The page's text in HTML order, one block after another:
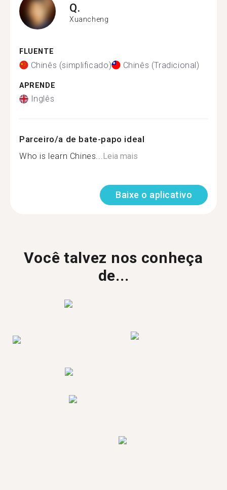
Q.
Xuancheng
FLUENTE
Chinês (simplificado) Chinês (Tradicional)
APRENDE
Inglês
Parceiro/a de bate-papo ideal
Who is learn Chines...Leia mais
Baixe o aplicativo
Você talvez nos conheça
de...